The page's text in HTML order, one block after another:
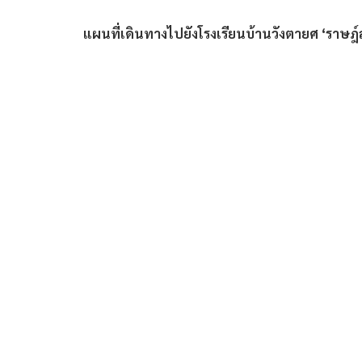
แผนที่เดินทางไปยังโรงเรียนบ้านวังตายศ ‘ราษฎ์